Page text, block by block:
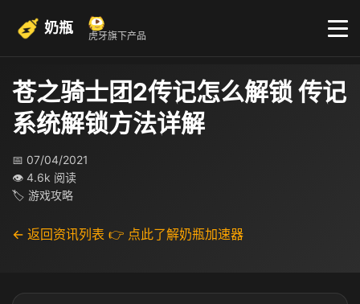
奶瓶 虎牙旗下产品
苍之骑士团2传记怎么解锁 传记
系统解锁方法详解
📅 07/04/2021
👁 4.6k 阅读
🏷 游戏攻略
← 返回资讯列表 👉 点此了解奶瓶加速器